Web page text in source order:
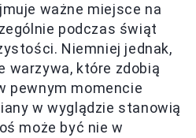
ważne miejsce na
podczas świąt
Niemniej jednak,
warzywa, które zdobią
pewnym momencie
w wyglądzie stanowią
może być nie w